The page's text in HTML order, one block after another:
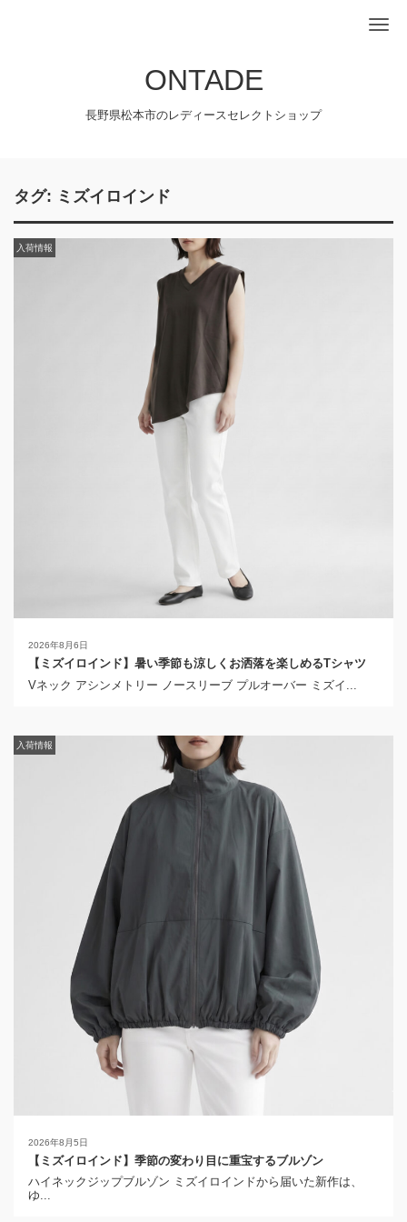
ONTADE
長野県松本市のレディースセレクトショップ
タグ: ミズイロインド
2026年8月6日
入荷情報
【ミズイロインド】暑い季節も涼しくお洒落を楽しめるTシャツ
Vネック アシンメトリー ノースリーブ プルオーバー ミズイ...
2026年8月5日
入荷情報
【ミズイロインド】季節の変わり目に重宝するブルゾン
ハイネックジップブルゾン ミズイロインドから届いた新作は、
ゆ...
2026年4月30日
入荷情報
【ミズイロインド】モードな雰囲気で着られるフレンチリネンシ
ャツ